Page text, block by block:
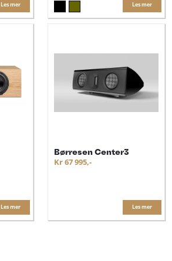
Les mer Les mer
Les mer
Børresen Center3
Kr 67 995,-
Les mer